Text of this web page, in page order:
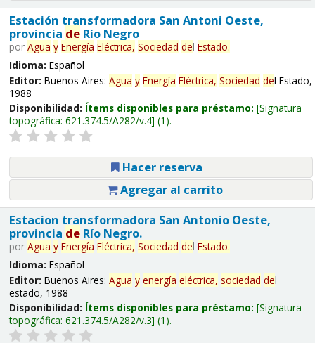
Estación transformadora San Antoni Oeste,
provincia deRío Negro
por Agua y Energía Eléctrica, Sociedad del Estado.
Idioma: Español
Editor: Buenos Aires: Agua y Energía Eléctrica, Sociedad del Estado,
1988
Disponibilidad: Ítems disponibles para préstamo: Signatura
topográfica: 621.374.5/A282/v.4 (1).
Hacer reserva
Agregar al carrito
Estacion transformadora San Antonio Oeste,
provincia deRío Negro.
por Agua y Energía Eléctrica, Sociedad del Estado.
Idioma: Español
Editor: Buenos Aires: Agua y energía eléctrica, sociedad del
estado, 1988
Disponibilidad: Ítems disponibles para préstamo: Signatura
topográfica: 621.374.5/A282/v.3 (1).